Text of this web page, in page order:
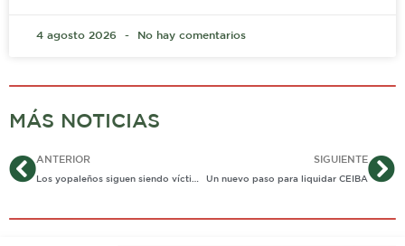
4 agosto 2026 No hay comentarios
MÁS NOTICIAS
AntANTERIOR SIGUIENTE
Un nuevo paso para liquidar CEIBA